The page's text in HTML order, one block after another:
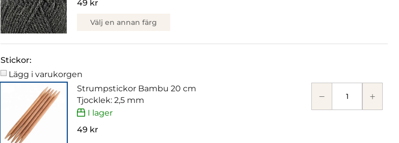
49 kr
Välj en annan färg
Stickor:
Lägg i varukorgen
Strumpstickor Bambu 20 cm
Tjocklek: 2,5 mm
I lager
49 kr